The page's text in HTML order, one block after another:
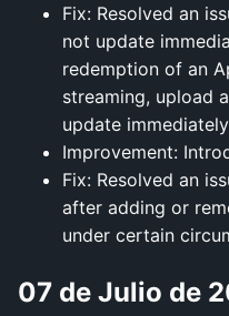
Fix: Resolved an
not update
redemption of an
streaming, upload
update
Improvement:
Fix: Resolved an
after adding or
under certain
07 de Julio de